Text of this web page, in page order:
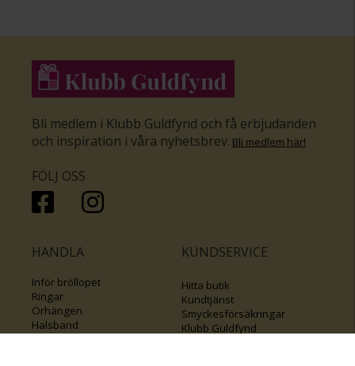
Bli medlem i Klubb Guldfynd och få erbjudanden
och inspiration i våra nyhetsbrev. Bli medlem här!
FÖLJ OSS
HANDLA
Inför bröllopet
Ringar
Örhängen
Halsband
KUNDSERVICE
Hitta butik
Kundtjänst
Smyckesförsäkringar
Klubb Guldfynd